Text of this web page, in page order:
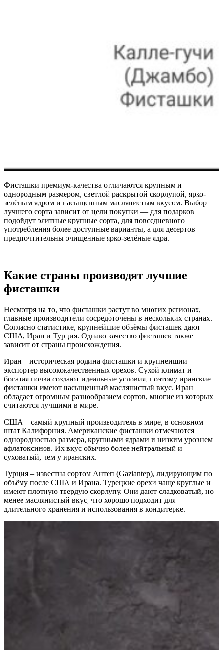
Фисташки премиум-качества отличаются крупным и
однородным размером, светлой раскрытой скорлупой, ярко-
зелёным ядром и насыщенным маслянистым вкусом. Выбор
лучшего сорта зависит от цели покупки — для подарков
подойдут элитные крупные сорта, для повседневного
употребления более доступные варианты, а для десертов
предпочтительны очищенные ярко-зелёные ядра.
Какие страны производят лучшие
фисташки
Несмотря на то, что фисташки растут во многих регионах,
главные производители сосредоточены в нескольких странах.
Согласно статистике, крупнейшие объёмы фисташек дают
США, Иран и Турция. Однако качество фисташек также
зависит от страны происхождения.
Иран – историческая родина фисташки и крупнейший
экспортер высококачественных орехов. Сухой климат и
богатая почва создают идеальные условия, поэтому иранские
фисташки имеют насыщенный маслянистый вкус. Иран
обладает огромным разнообразием сортов, многие из которых
считаются лучшими в мире.
США – самый крупный производитель в мире, в основном –
штат Калифорния. Американские фисташки отмечаются
однородностью размера, крупными ядрами и низким уровнем
афлатоксинов. Их вкус обычно более нейтральный и
суховатый, чем у иранских.
Турция – известна сортом Антеп (Gaziantep), лидирующим по
объёму после США и Ирана. Турецкие орехи чаще круглые и
имеют плотную твердую скорлупу. Они дают сладковатый, но
менее маслянистый вкус, что хорошо подходит для
длительного хранения и использования в кондитерке.